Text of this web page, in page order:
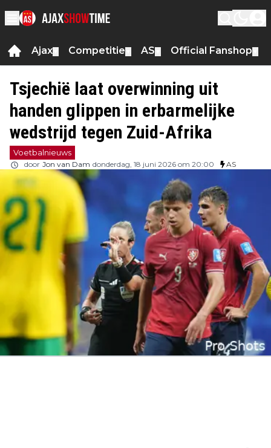
Ajax Competitie AS Official Fanshop
Tsjechië laat overwinning uit
handen glippen in erbarmelijke
wedstrijd tegen Zuid-Afrika
Voetbalnieuws
door Jon van Dam donderdag, 18 juni 2026 om 20:00 AS